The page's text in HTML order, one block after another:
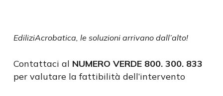
EdiliziAcrobatica, le soluzioni arrivano dall’alto!
Contattaci al NUMERO VERDE 800. 300. 833
per valutare la fattibilità dell’intervento